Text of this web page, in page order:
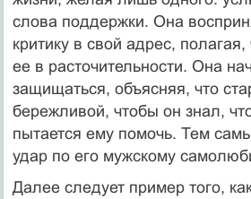
слова поддержки. Она
критику в свой адрес,
ее в расточитель­ности. Она
защищаться, объясняя, что
бережливой, чтобы он знал,
пытается ему помочь. Тем
удар по его мужскому
Далее следует пример того,